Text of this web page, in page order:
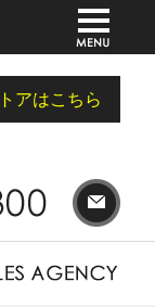
アはこちら